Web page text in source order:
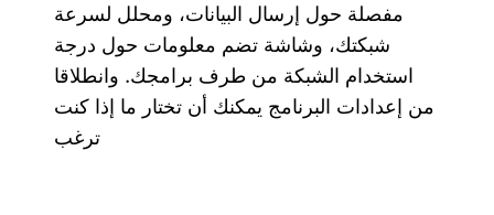
مفصلة حول إرسال البيانات، ومحلل لسرعة
شبكتك، وشاشة تضم معلومات حول درجة
استخدام الشبكة من طرف برامجك. وانطلاقا
من إعدادات البرنامج يمكنك أن تختار ما إذا كنت
ترغب